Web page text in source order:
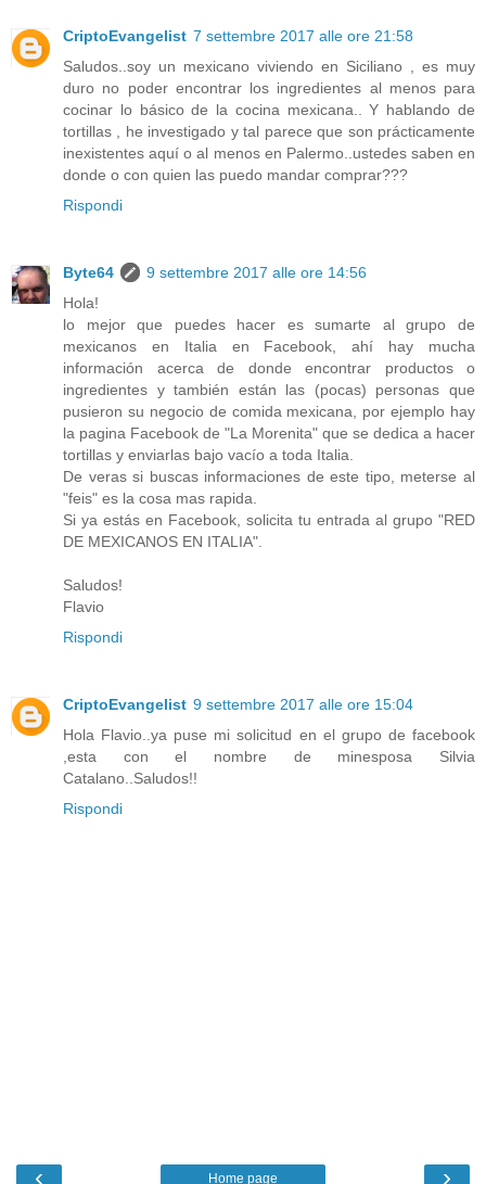
CriptoEvangelist 7 settembre 2017 alle ore 21:58
Saludos..soy un mexicano viviendo en Siciliano , es muy
duro no poder encontrar los ingredientes al menos para
cocinar lo básico de la cocina mexicana.. Y hablando de
tortillas , he investigado y tal parece que son prácticamente
inexistentes aquí o al menos en Palermo..ustedes saben en
donde o con quien las puedo mandar comprar???
Rispondi
Byte64
9 settembre 2017 alle ore 14:56
Hola!
lo mejor que puedes hacer es sumarte al grupo de
mexicanos en Italia en Facebook, ahí hay mucha
información acerca de donde encontrar productos o
ingredientes y también están las (pocas) personas que
pusieron su negocio de comida mexicana, por ejemplo hay
la pagina Facebook de "La Morenita" que se dedica a hacer
tortillas y enviarlas bajo vacío a toda Italia.
De veras si buscas informaciones de este tipo, meterse al
"feis" es la cosa mas rapida.
Si ya estás en Facebook, solicita tu entrada al grupo "RED
DE MEXICANOS EN ITALIA".
Saludos!
Flavio
Rispondi
CriptoEvangelist 9 settembre 2017 alle ore 15:04
Hola Flavio..ya puse mi solicitud en el grupo de facebook
,esta con el nombre de minesposa Silvia
Catalano..Saludos!!
Rispondi
‹ ›
Home page